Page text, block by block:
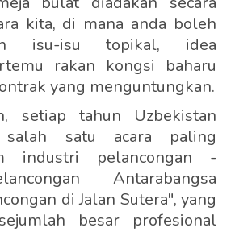
kita, di mana anda boleh
isu-isu topikal, idea
rakan kongsi baharu
yang menguntungkan.
setiap tahun Uzbekistan
salah satu acara paling
industri pelancongan -
Antarabangsa
di Jalan Sutera", yang
besar profesional